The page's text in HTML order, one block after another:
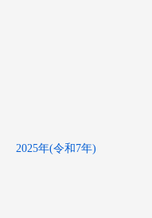
2025年(令和7年)